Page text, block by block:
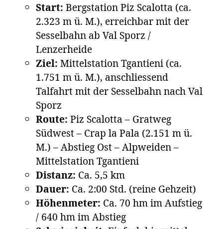
Start: Bergstation Piz Scalotta (ca.
2.323 m ü. M.), erreichbar mit der
Sesselbahn ab Val Sporz /
Lenzerheide
Ziel: Mittelstation Tgantieni (ca.
1.751 m ü. M.), anschliessend
Talfahrt mit der Sesselbahn nach Val
Sporz
Route: Piz Scalotta – Gratweg
Südwest – Crap la Pala (2.151 m ü.
M.) – Abstieg Ost – Alpweiden –
Mittelstation Tgantieni
Distanz: Ca. 5,5 km
Dauer: Ca. 2:00 Std. (reine Gehzeit)
Höhenmeter: Ca. 70 hm im Aufstieg
/ 640 hm im Abstieg